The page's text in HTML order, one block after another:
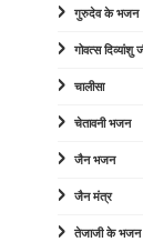
गुरुदेव के भजन
गोवत्स दिव्यांशु
चालीसा
चेतावनी भजन
जैन भजन
जैन मंत्र
तेजाजी के भजन